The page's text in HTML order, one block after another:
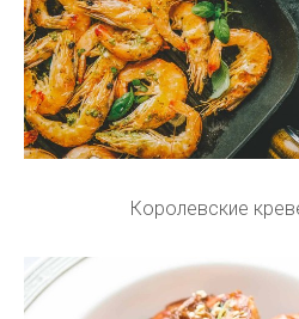
Королевские